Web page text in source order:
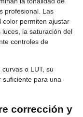
profesional. Las
color permiten ajustar
la saturación del
controles de
o LUT, su
suficiente para una
corrección y